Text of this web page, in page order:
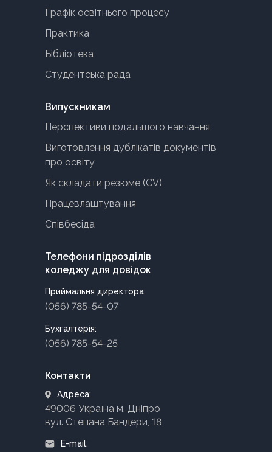
Графік освітнього процесу
Практика
Бібліотека
Студентська рада
Випускникам
Перспективи подальшого навчання
Виготовлення дублікатів документів
про освіту
Як складати резюме (CV)
Працевлаштування
Співбесіда
Телефони підрозділів
коледжу для довідок
Приймальня директора:
(056) 785-54-07
Бухгалтерія:
(056) 785-54-25
Контакти
Адреса:
49006 Україна м. Дніпро
вул. Степана Бандери, 18
E-mail: